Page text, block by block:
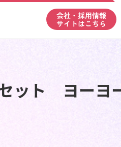
会社・採用情報
サイトはこちら
ット ヨーヨ